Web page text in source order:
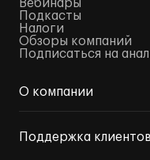
Вебинары
Подкасты
Налоги
Обзоры компаний
Подписаться на
О компании
Поддержка клиентов